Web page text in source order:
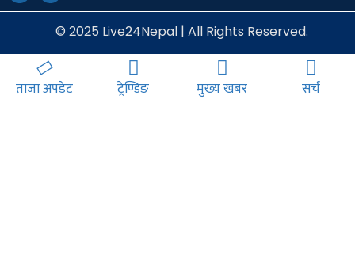
© 2025 Live24Nepal | All Rights Reserved.
ताजा अपडेट ट्रेण्डिङ मुख्य खबर सर्च